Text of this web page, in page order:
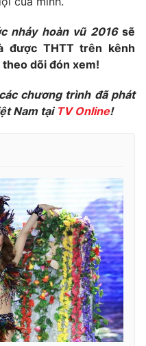
897
nếu không có sự chấp
VTV.vn khi phát hành lại
nhảy hoàn vũ 2016sẽ
được THTT trên kênh
dõi đón xem!
chương trình đã phát
Nam tạiTV Online!